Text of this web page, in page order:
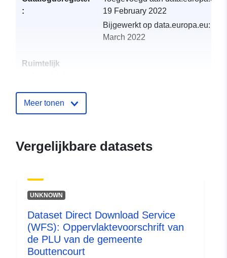
:
19 February 2022
Bijgewerkt op data.europa.eu:
March 2022
Ruimtelijk
Identificatoren:
daa53547b10b
Soort:
Bron:
http://inspire.ec.europa.eu/
codelist/ResourceType/services
Meer tonen
Vergelijkbare datasets
UNKNOWN
Dataset Direct Download Service
(WFS): Oppervlaktevoorschrift van
de PLU van de gemeente
Bouttencourt